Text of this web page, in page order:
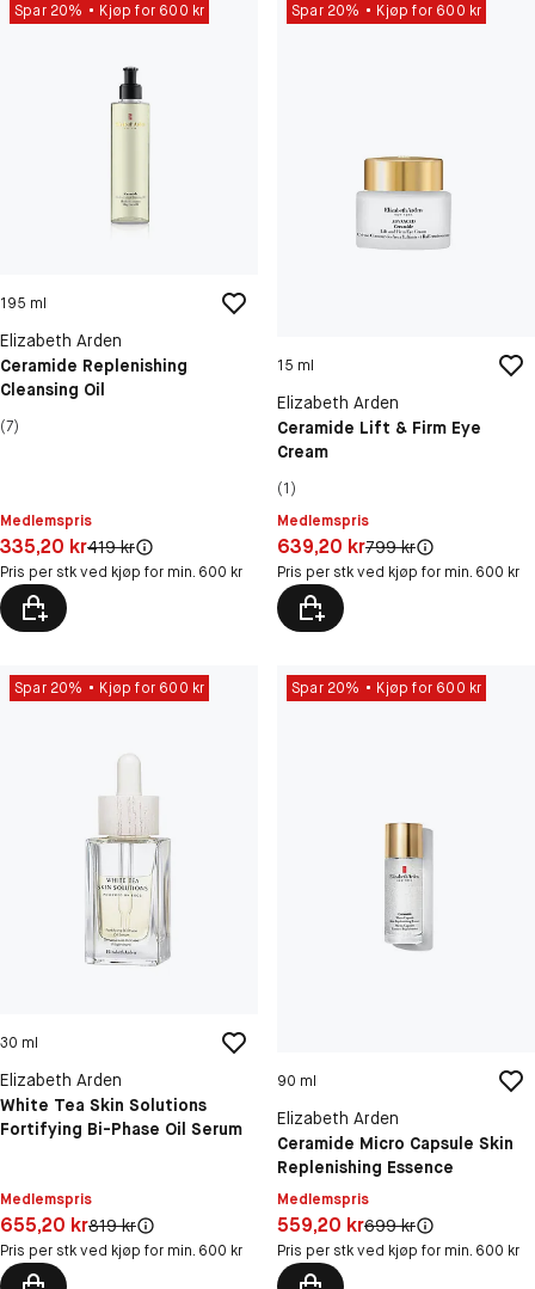
Spar 20% Kjøp for 600 kr
195 ml
Elizabeth Arden
Ceramide Replenishing
Cleansing Oil
(7)
Medlemspris
Pris: 335,20 kr
335,20 krOriginal pris:
419 kr
Pris per stk ved kjøp for min. 600 kr
Spar 20% Kjøp for 600 kr
15 ml
Elizabeth Arden
Ceramide Lift & Firm Eye
Cream
(1)
Medlemspris
Pris: 639,20 kr
639,20 krOriginal pris:
799 kr
Pris per stk ved kjøp for min. 600 kr
Spar 20% Kjøp for 600 kr
30 ml
Elizabeth Arden
White Tea Skin Solutions
Fortifying Bi-Phase Oil Serum
Medlemspris
Pris: 655,20 kr
655,20 krOriginal pris:
819 kr
Pris per stk ved kjøp for min. 600 kr
Spar 20% Kjøp for 600 kr
90 ml
Elizabeth Arden
Ceramide Micro Capsule Skin
Replenishing Essence
Medlemspris
Pris: 559,20 kr
559,20 krOriginal pris:
699 kr
Pris per stk ved kjøp for min. 600 kr